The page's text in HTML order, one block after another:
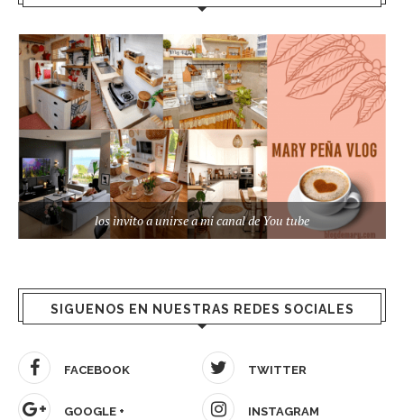
los invito a unirse a mi canal de You tube
SIGUENOS EN NUESTRAS REDES SOCIALES
FACEBOOK TWITTER
GOOGLE + INSTAGRAM